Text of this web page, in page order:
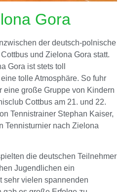
Gora
der deutsch-polnische
und Zielona Gora statt.
Gora ist stets toll
tolle Atmosphäre. So fuhr
eine große Gruppe von Kindern
Cottbus am 21. und 22.
Tennistrainer Stephan Kaiser,
Tennisturnier nach Zielona
die deutschen Teilnehmer
Jugendlichen ein
sehr vielen spannenden